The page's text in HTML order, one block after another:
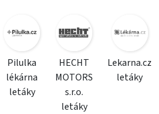
Pilulka
lékárna
letáky
HECHT
MOTORS
s.r.o.
letáky
Lekarna.cz
letáky